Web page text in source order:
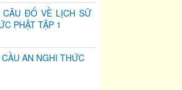
ĐỐ VỀ LỊCH SỬ
PHẬT TẬP 1
AN NGHI THỨC